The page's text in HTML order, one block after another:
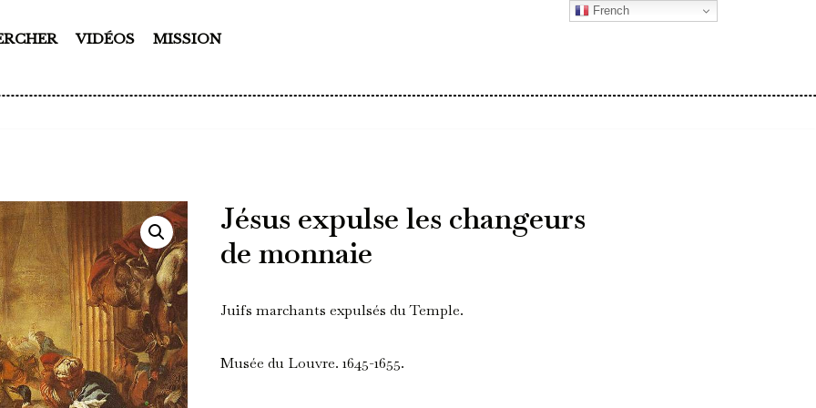
VIDÉOS MISSION
Jésus expulse les changeurs
de monnaie
Juifs marchants expulsés du Temple.
Musée du Louvre. 1645-1655.
French